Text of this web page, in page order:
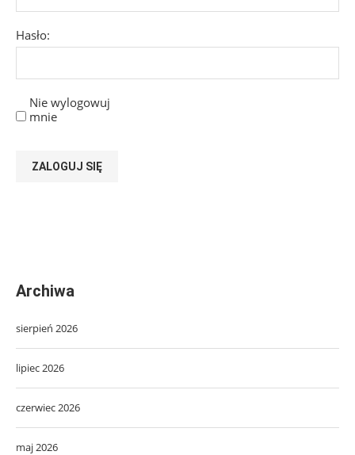
Hasło:
Nie wylogowuj
mnie
ZALOGUJ SIĘ
Archiwa
sierpień 2026
lipiec 2026
czerwiec 2026
maj 2026